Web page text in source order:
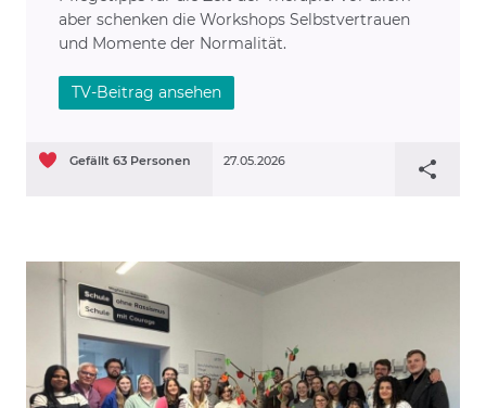
aber schenken die Workshops Selbstvertrauen
und Momente der Normalität.
TV-Beitrag ansehen
27.05.2026
Gefällt 63 Personen